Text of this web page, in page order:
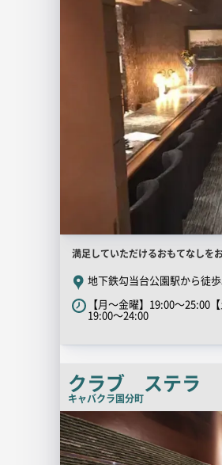
店
舗
PR
キ
ッ
コ
ピ
ー
満足していただけるおもてなしを
地下鉄勾当台公園駅から徒
【月～金曜】19:00～25:00【
19:00～24:00
クラブ ステラ
キャバクラ国分町
店
舗
PR
画
像